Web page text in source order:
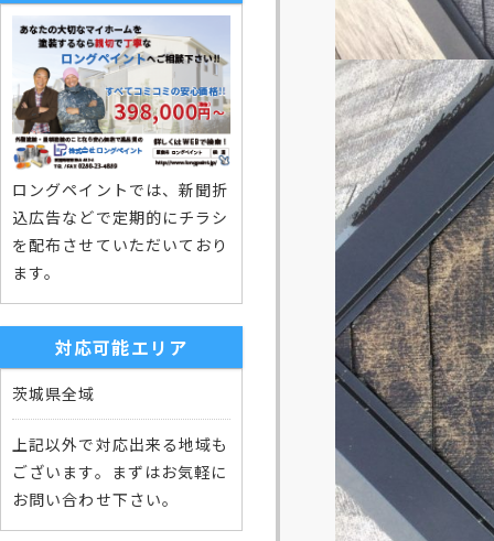
ロングペイントでは、新聞折
込広告などで定期的にチラシ
を配布させていただいており
ます。
対応可能エリア
茨城県全域
上記以外で対応出来る地域も
ございます。まずはお気軽に
お問い合わせ下さい。